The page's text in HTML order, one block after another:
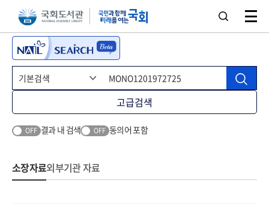
본문 바로가기주메뉴 바로가기
고급검색
OFF 결과 내 검색 OFF 동의어 포함
소장자료외부기관 자료